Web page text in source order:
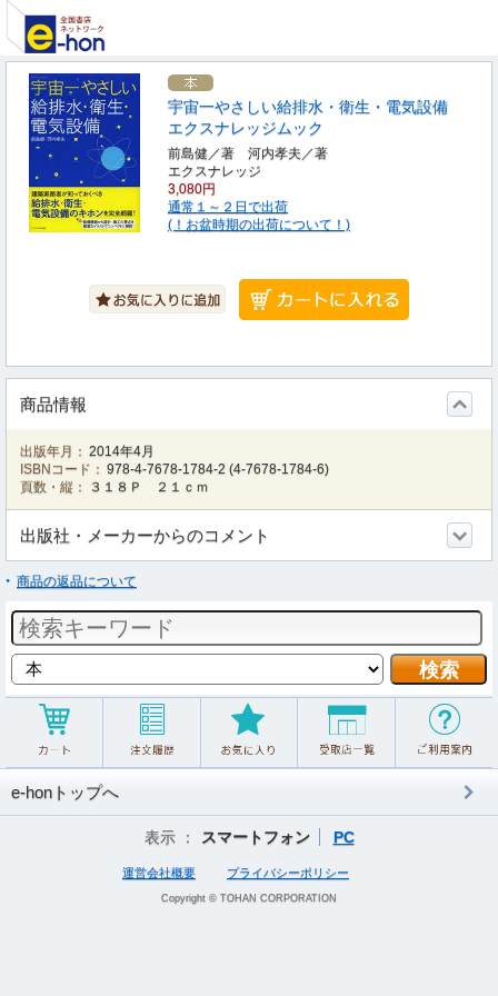
宇宙一やさしい給排水・衛生・電気設備
エクスナレッジムック
前島健／著 河内孝夫／著
エクスナレッジ
3,080円
通常１～２日で出荷
(！お盆時期の出荷について！)
商品情報
出版年月： 2014年4月
ISBNコード： 978-4-7678-1784-2 (4-7678-1784-6)
頁数・縦：
３１８Ｐ ２１ｃｍ
出版社・メーカーからのコメント
商品の返品について
e-honトップへ
表示 ： スマートフォン PC
運営会社概要 プライバシーポリシー
Copyright © TOHAN CORPORATION